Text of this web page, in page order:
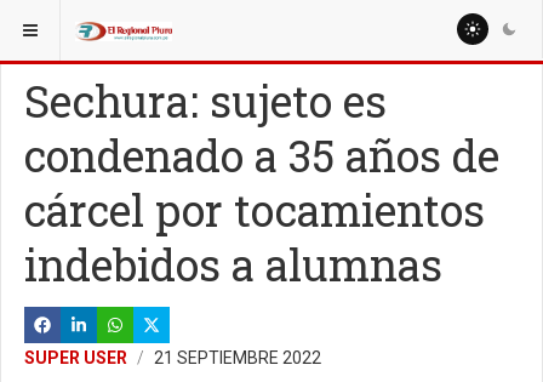
ESTÁ AQUÍ: REGIÓN PIURA
Sechura: sujeto es
condenado a 35 años de
cárcel por tocamientos
indebidos a alumnas
SUPER USER 21 SEPTIEMBRE 2022